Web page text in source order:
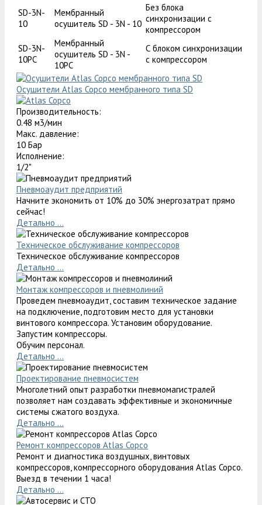
SD-3N-
10
Мембранный
осушитель SD - 3N - 10
Без блока
синхронизации с
компрессором
SD-3N-
10PC
Мембранный
осушитель SD - 3N -
10PC
С блоком синхронизации
с компрессором
Осушители Atlas Copco мембранного типа SD
Производительность:
0.48 м3/мин
Макс. давление:
10 Бар
Исполнение:
1/2"
Пневмоаудит предприятий
Начните экономить от 10% до 30% энергозатрат прямо
сейчас!
Детально ...
Техническое обслуживание компрессоров
Техническое обслуживание компрессоров
Детально ...
Монтаж компрессоров и пневмолиний
Проведем пневмоаудит, составим техническое задание
на подключение, подготовим место для установки
винтового компрессора. Установим оборудование.
Запустим компрессоры.
Обучим персонал.
Детально ...
Проектирование пневмосистем
Многолетний опыт разработки пневмомагистралей
позволяет нам создавать эффективные и экономичные
системы сжатого воздуха.
Детально ...
Ремонт компрессоров Atlas Copco
Ремонт и диагностика воздушных, винтовых
компрессоров, компрессорного оборудования Atlas Copco.
Выезд в течении 1 часа!
Детально ...